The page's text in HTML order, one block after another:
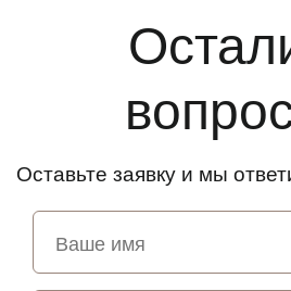
Оставьте заявку и мы